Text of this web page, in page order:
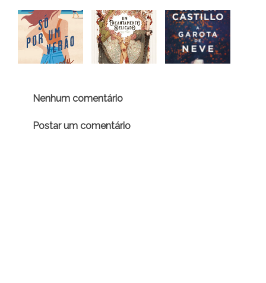
Nenhum comentário
Postar um comentário